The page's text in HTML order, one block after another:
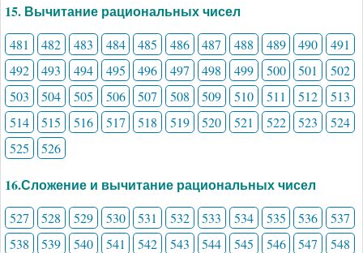
15. Вычитание рациональных чисел
481 482 483 484 485 486 487 488 489 490
491
492
493 494 495 496 497 498 499 500 501
502
503
504 505 506 507 508 509 510 511 512
513
514
515 516 517 518 519 520 521 522 523
524
525
526
16.Сложение и вычитание рациональных чисел
527 528 529 530 531 532 533 534 535 536
537
538
539 540 541 542 543 544 545 546 547
548